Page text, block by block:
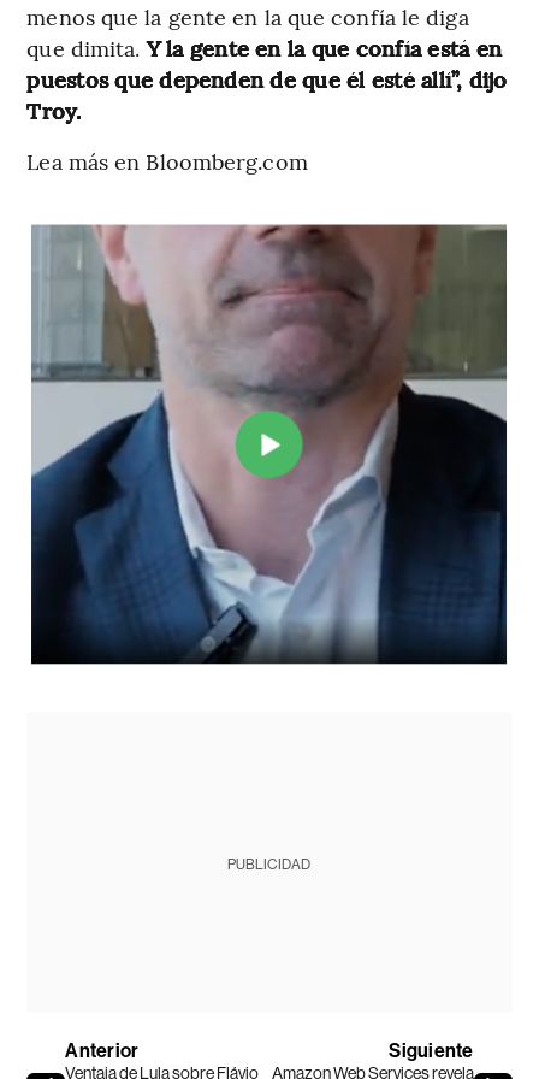
menos que la gente en la que confía le diga
que dimita.Y la gente en la que confía está en
puestos que dependen de que él esté allí”, dijo
Troy.
Lea más en Bloomberg.com
PUBLICIDAD
Anterior
Ventaja de Lula sobre Flávio
Siguiente
Amazon Web Services revela